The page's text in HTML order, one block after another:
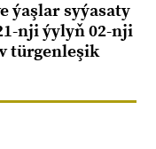
ýaşlar syýasaty
nji ýylyň 02-nji
türgenleşik